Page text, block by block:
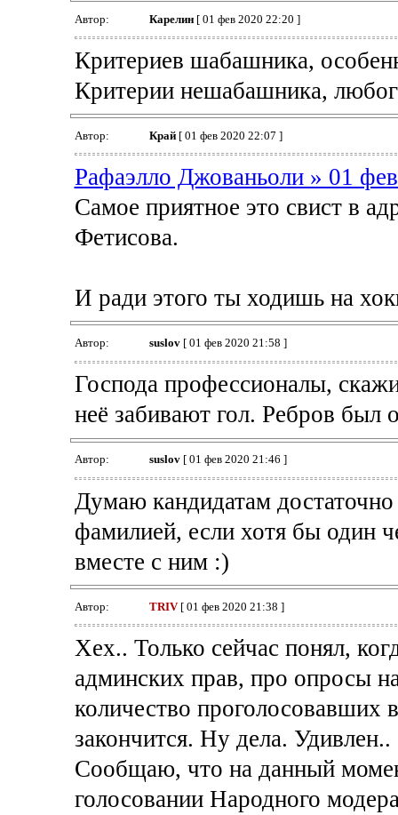
Автор: Карелин[ 01 фев 2020 22:20 ]
Критериев шабашника,
Критерии нешабашника,
Автор: Край[ 01 фев 2020 22:07 ]
Рафаэлло Джованьоли » 01
Самое приятное это свист в
Фетисова.
И ради этого ты ходишь на
Автор: suslov[ 01 фев 2020 21:58 ]
Господа профессионалы,
неё забивают гол. Ребров был
Автор: suslov[ 01 фев 2020 21:46 ]
Думаю кандидатам
фамилией, если хотя бы один
вместе с ним :)
Автор: TRIV[ 01 фев 2020 21:38 ]
Хех.. Только сейчас понял,
админских прав, про опросы
количество проголосовавших
закончится. Ну дела. Удивлен..
Сообщаю, что на данный
голосовании Народного